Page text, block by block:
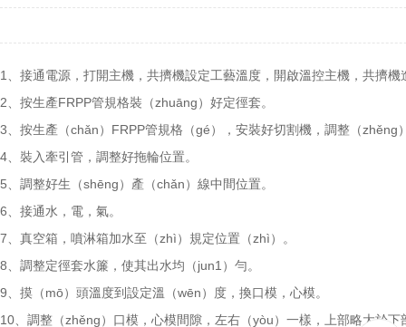
1、接通電源，打開主機，共擠機設定工藝溫度，開啟溫控主機，共擠
2、按生產FRPP管規格裝（zhuāng）好定徑套。
3、按生產（chǎn）FRPP管規格（gé），安裝好切割機，調整（zhěng
4、裝入牽引管，調整好拖輪位置。
5、調整好生（shēng）產（chǎn）線中間位置。
6、接通水，電，氣。
7、真空箱，噴淋箱加水至（zhì）規定位置（zhì）。
8、調整定徑套水簾，使其出水均（jun1）勻。
9、摸（mō）頭溫度到設定溫（wēn）度，換口模，心模。
10、調整（zhěng）口模，心模間隙，左右（yòu）一樣，上部略大於下